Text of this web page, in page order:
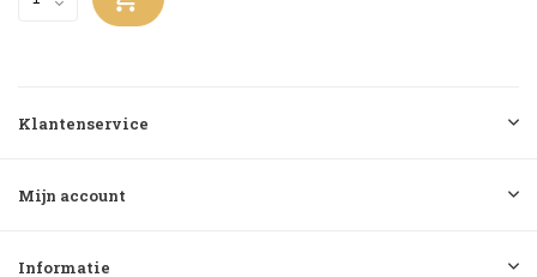
Klantenservice
Mijn account
Informatie